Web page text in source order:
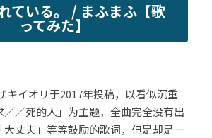
ている。 / まふまふ【歌
ってみた】
キイオリ于2017年投稿，以看似沉重
／／死的人」为主题，全曲完全没有出
大丈夫」等等鼓励的歌词，但是却是一